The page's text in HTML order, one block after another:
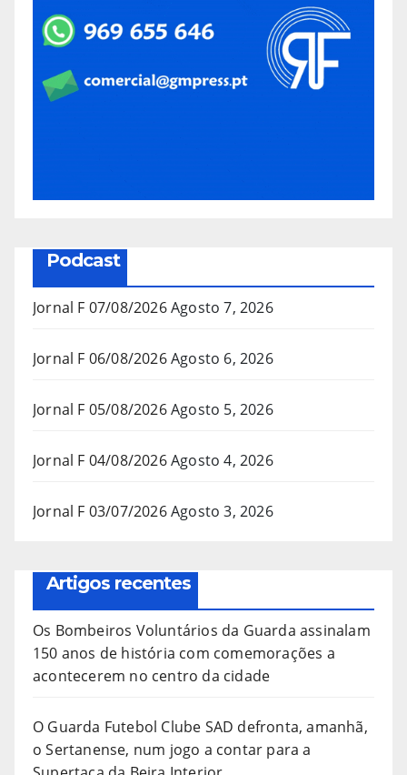
Podcast
Jornal F 07/08/2026Agosto 7, 2026
Jornal F 06/08/2026Agosto 6, 2026
Jornal F 05/08/2026Agosto 5, 2026
Jornal F 04/08/2026Agosto 4, 2026
Jornal F 03/07/2026Agosto 3, 2026
Artigos recentes
Os Bombeiros Voluntários da Guarda assinalam
150 anos de história com comemorações a
acontecerem no centro da cidade
O Guarda Futebol Clube SAD defronta, amanhã,
o Sertanense, num jogo a contar para a